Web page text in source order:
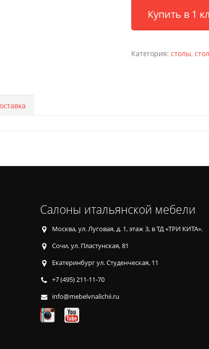
Купить в 1
Категория: столы,
Салоны итальянской мебели
Москва, ул. Луговая, д. 1, этаж 3, в ТД «ТРИ КИТА».
Сочи, ул. Пластунская, 81
Екатеринбург ул. Студенческая, 11
+7 (495) 211-11-70
info@mebelvnalichii.ru